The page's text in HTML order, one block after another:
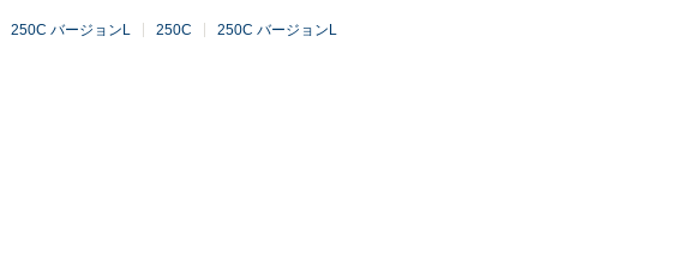
250C バージョンL 250C 250C バージョンL